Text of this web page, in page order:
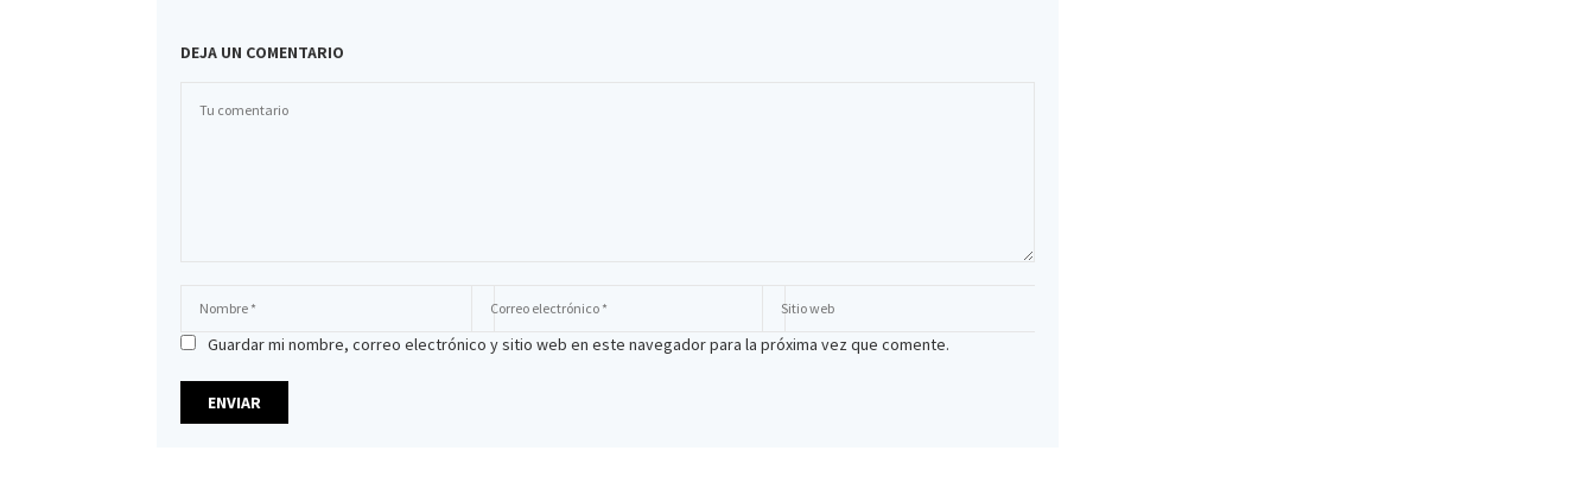
DEJA UN COMENTARIO
Guardar mi nombre, correo electrónico y sitio web en este navegador para la próxima vez que comente.